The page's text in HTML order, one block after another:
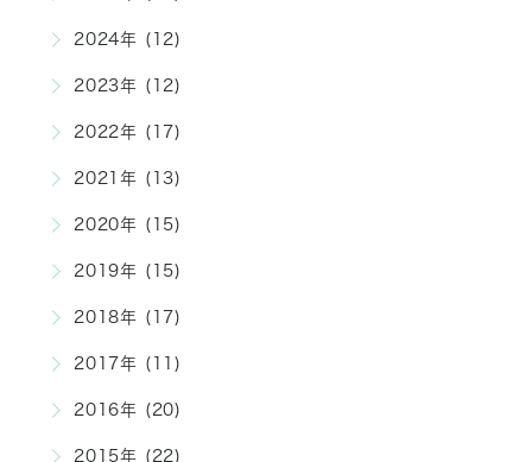
2024年 (12)
2023年 (12)
2022年 (17)
2021年 (13)
2020年 (15)
2019年 (15)
2018年 (17)
2017年 (11)
2016年 (20)
2015年 (22)